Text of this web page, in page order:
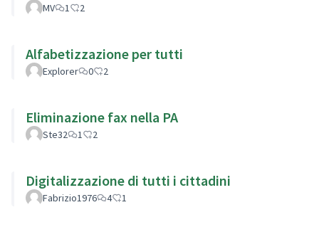
MV 1 2
Alfabetizzazione per tutti
Explorer 0 2
Eliminazione fax nella PA
Ste32 1 2
Digitalizzazione di tutti i cittadini
Fabrizio1976 4 1